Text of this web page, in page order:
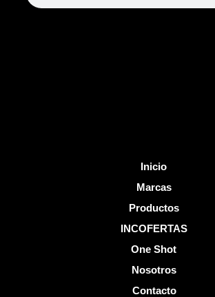
b
u
Inicio
Marcas
Productos
INCOFERTAS
One Shot
Nosotros
Contacto